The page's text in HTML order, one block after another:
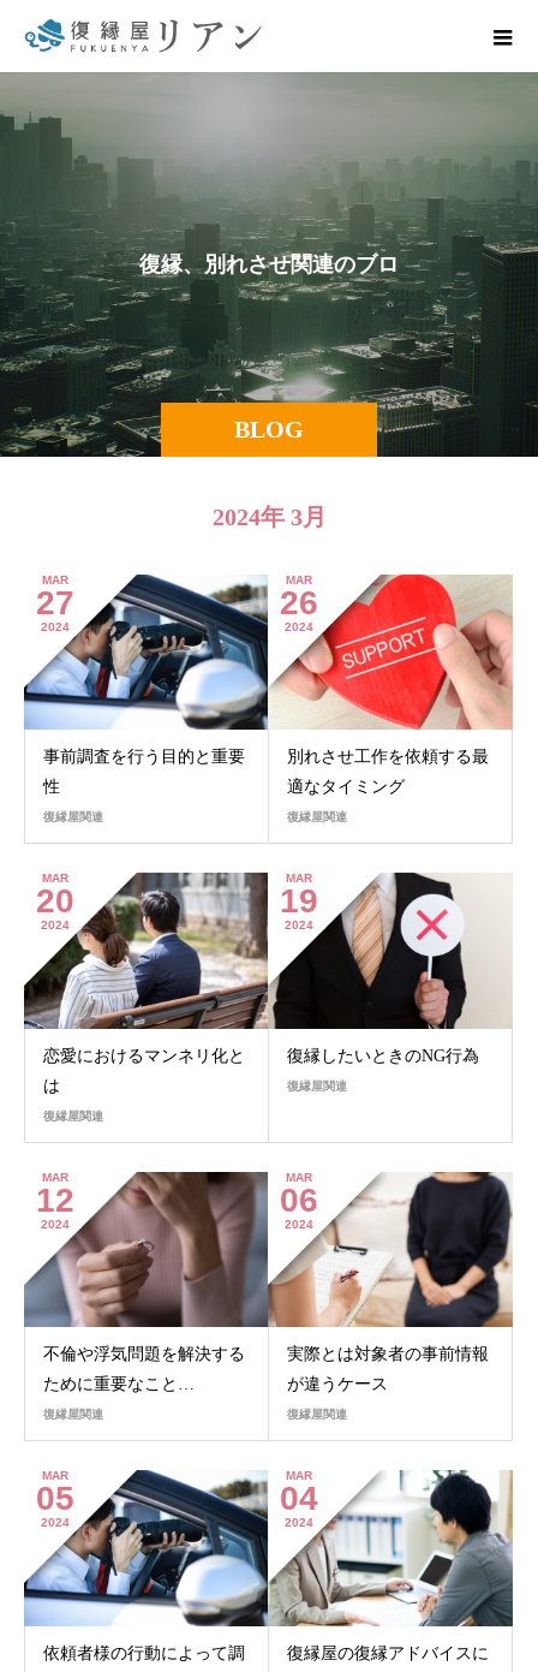
BLOG
復縁、別れさせ関連のブログ一覧
2024年 3月
MAR
27
2024
事前調査を行う目的と重要
性
復縁屋関連
MAR
26
2024
別れさせ工作を依頼する最
適なタイミング
復縁屋関連
MAR
20
2024
恋愛におけるマンネリ化と
は
復縁屋関連
MAR
19
2024
復縁したいときのNG行為
復縁屋関連
MAR
12
2024
不倫や浮気問題を解決する
ために重要なこと…
復縁屋関連
MAR
06
2024
実際とは対象者の事前情報
が違うケース
復縁屋関連
MAR
05
2024
依頼者様の行動によって調
MAR
04
2024
復縁屋の復縁アドバイスに